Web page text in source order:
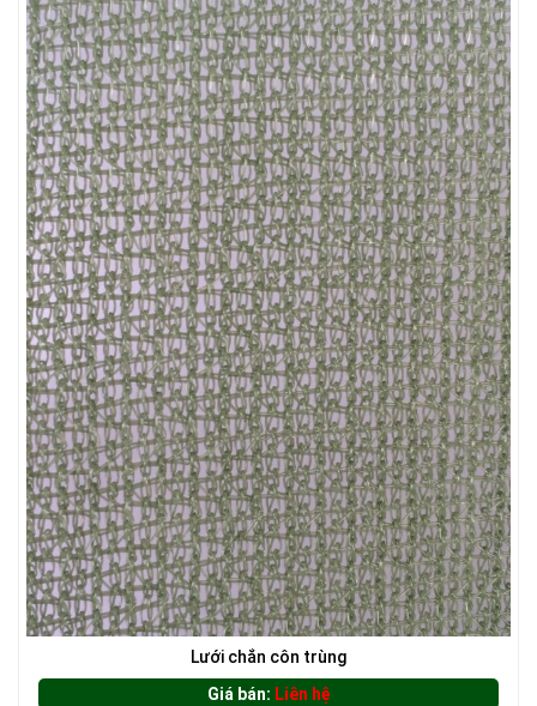
LƯỚI HÀNG RÀO HÌNH VUÔNG
LƯỚI CHE NẮNG
LƯỚI CHẮN ĐỘNG VẬT
LƯỚI XÂY DỰNG
Lưới chắn côn trùng
Giá bán: Liên hệ